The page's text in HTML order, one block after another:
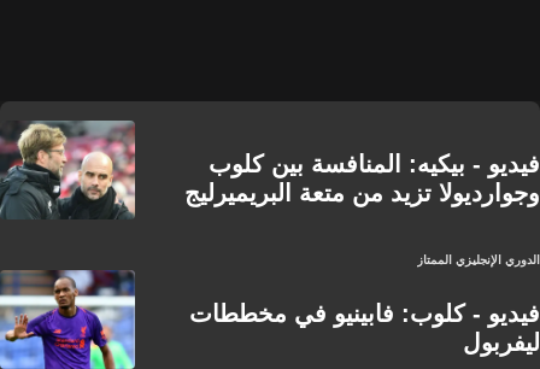
فيديو - بيكيه: المنافسة بين كلوب
وجوارديولا تزيد من متعة البريميرليج
الدوري الإنجليزي الممتاز
فيديو - كلوب: فابينيو في مخططات
ليفربول